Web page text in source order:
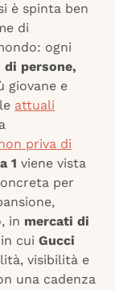
è spinta ben
di
ogni
persone,
giovane e
attuali
priva di
1 viene vista
per
in mercati di
cui Gucci
visibilità e
una cadenza